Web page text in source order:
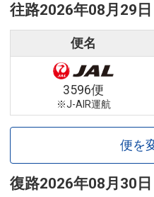
往路2026年08月29日
便名
3596便
※J-AIR運航
便を
復路2026年08月30